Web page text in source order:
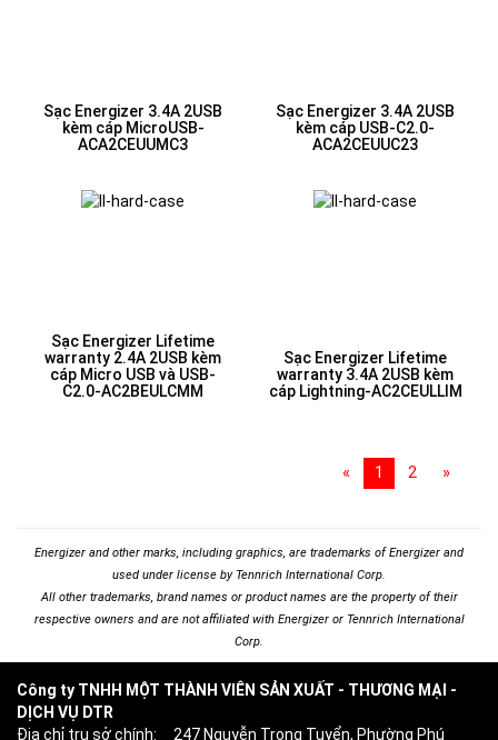
Sạc Energizer 3.4A 2USB
kèm cáp MicroUSB-
ACA2CEUUMC3
Sạc Energizer 3.4A 2USB
kèm cáp USB-C2.0-
ACA2CEUUC23
Sạc Energizer Lifetime
warranty 2.4A 2USB kèm
cáp Micro USB và USB-
C2.0-AC2BEULCMM
Sạc Energizer Lifetime
warranty 3.4A 2USB kèm
cáp Lightning-AC2CEULLIM
« 1 2 »
Energizer and other marks, including graphics, are trademarks of Energizer and
used under license by Tennrich International Corp.
All other trademarks, brand names or product names are the property of their
respective owners and are not affiliated with Energizer or Tennrich International
Corp.
Công ty TNHH MỘT THÀNH VIÊN SẢN XUẤT - THƯƠNG MẠI -
DỊCH VỤ DTR
Địa chỉ trụ sở chính: 247 Nguyễn Trọng Tuyển, Phường Phú